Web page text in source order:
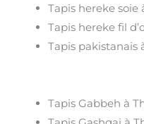
Tapis hereke soie
Tapis hereke fil
Tapis pakistanais
Tapis Gabbeh à